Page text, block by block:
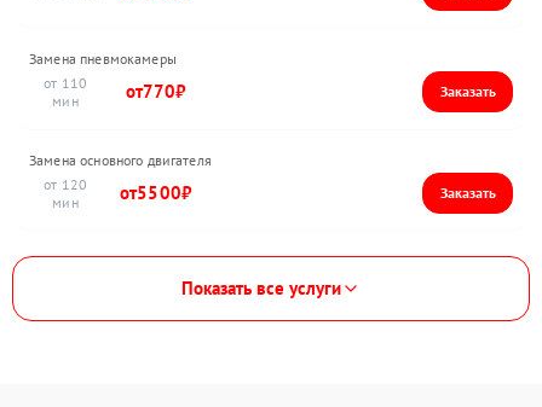
Замена пневмокамеры
110
770
Замена основного двигателя
120
5500
Показать все услуги